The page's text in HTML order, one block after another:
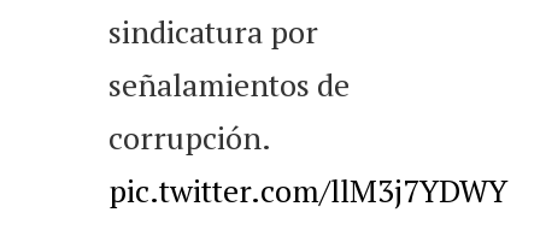
sindicatura por
señalamientos de
corrupción.
pic.twitter.com/llM3j7YDWY